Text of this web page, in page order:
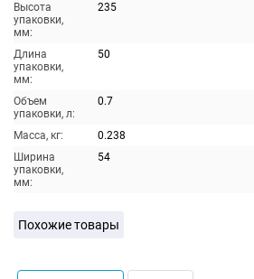
Высота
упаковки,
мм:
235
Длина
упаковки,
мм:
50
Объем
упаковки, л:
0.7
Масса, кг:
0.238
Ширина
упаковки,
мм:
54
Похожие товары